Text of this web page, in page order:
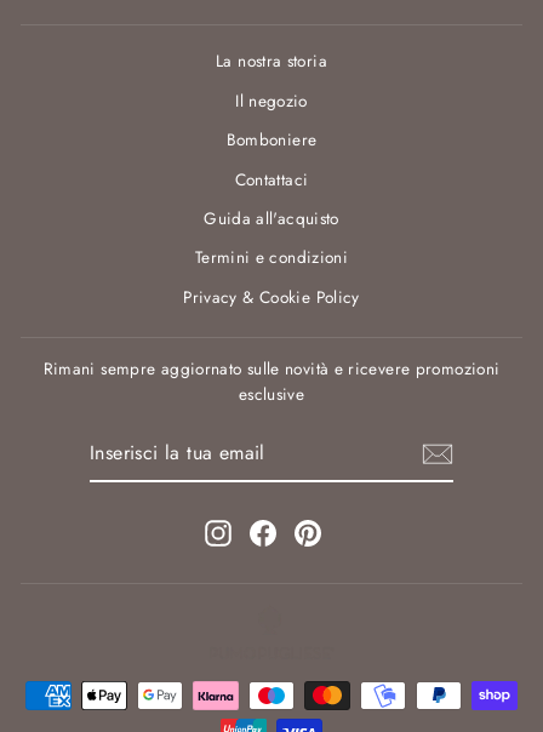
La nostra storia
Il negozio
Bomboniere
Contattaci
Guida all'acquisto
Termini e condizioni
Privacy & Cookie Policy
Rimani sempre aggiornato sulle novità e ricevere promozioni
esclusive
InstagramFacebookPinterest